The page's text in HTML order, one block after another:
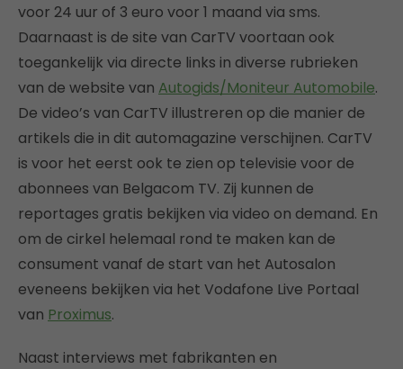
voor 24 uur of 3 euro voor 1 maand via sms.
Daarnaast is de site van CarTV voortaan ook
toegankelijk via directe links in diverse rubrieken
van de website van Autogids/Moniteur Automobile.
De video’s van CarTV illustreren op die manier de
artikels die in dit automagazine verschijnen. CarTV
is voor het eerst ook te zien op televisie voor de
abonnees van Belgacom TV. Zij kunnen de
reportages gratis bekijken via video on demand. En
om de cirkel helemaal rond te maken kan de
consument vanaf de start van het Autosalon
eveneens bekijken via het Vodafone Live Portaal
van Proximus.
Naast interviews met fabrikanten en